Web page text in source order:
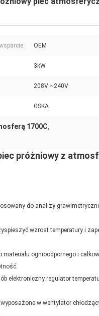
OEM
3kW
208V ~240V
GSKA
1700C,
próżniowy z
do analizy
wzrost temperatury i
ognioodpornego i
elektroniczny regulator
w wentylator